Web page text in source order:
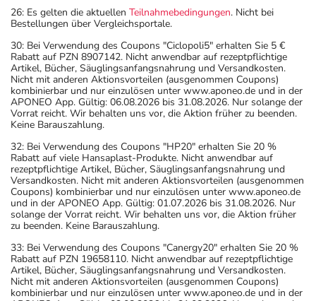
26: Es gelten die aktuellen Teilnahmebedingungen. Nicht bei
Bestellungen über Vergleichsportale.
30: Bei Verwendung des Coupons "Ciclopoli5" erhalten Sie 5 €
Rabatt auf PZN 8907142. Nicht anwendbar auf rezeptpflichtige
Artikel, Bücher, Säuglingsanfangsnahrung und Versandkosten.
Nicht mit anderen Aktionsvorteilen (ausgenommen Coupons)
kombinierbar und nur einzulösen unter www.aponeo.de und in der
APONEO App. Gültig: 06.08.2026 bis 31.08.2026. Nur solange der
Vorrat reicht. Wir behalten uns vor, die Aktion früher zu beenden.
Keine Barauszahlung.
32: Bei Verwendung des Coupons "HP20" erhalten Sie 20 %
Rabatt auf viele Hansaplast-Produkte. Nicht anwendbar auf
rezeptpflichtige Artikel, Bücher, Säuglingsanfangsnahrung und
Versandkosten. Nicht mit anderen Aktionsvorteilen (ausgenommen
Coupons) kombinierbar und nur einzulösen unter www.aponeo.de
und in der APONEO App. Gültig: 01.07.2026 bis 31.08.2026. Nur
solange der Vorrat reicht. Wir behalten uns vor, die Aktion früher
zu beenden. Keine Barauszahlung.
33: Bei Verwendung des Coupons "Canergy20" erhalten Sie 20 %
Rabatt auf PZN 19658110. Nicht anwendbar auf rezeptpflichtige
Artikel, Bücher, Säuglingsanfangsnahrung und Versandkosten.
Nicht mit anderen Aktionsvorteilen (ausgenommen Coupons)
kombinierbar und nur einzulösen unter www.aponeo.de und in der